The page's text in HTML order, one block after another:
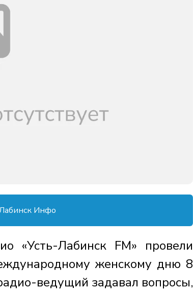
Инфо
«Усть-Лабинск FМ» провели
женскому дню 8
ведущий задавал вопросы,